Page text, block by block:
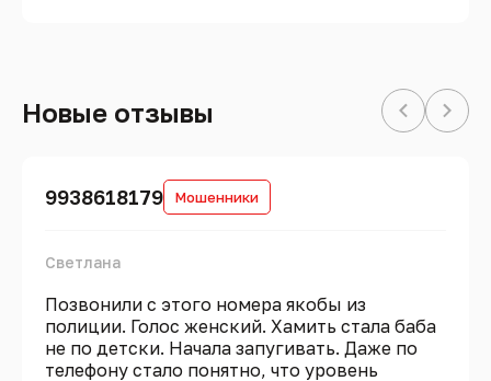
Новые отзывы
9938618179 Мошенники
Светлана
Позвонили с этого номера якобы из
полиции. Голос женский. Хамить стала баба
не по детски. Начала запугивать. Даже по
телефону стало понятно, что уровень